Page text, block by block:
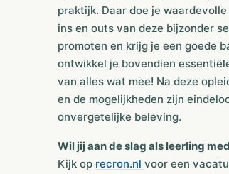
praktijk. Daar doe je
ins en outs van deze bijzonder
promoten en krijg je een goede
ontwikkel je bovendien
van alles wat mee! Na deze
en de mogelijkheden zijn
onvergetelijke beleving.
Wil jij aan de slag als leerling
Kijk op recron.nl voor een